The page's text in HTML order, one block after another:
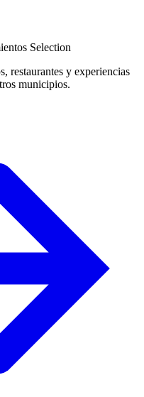
Selection
restaurantes y experiencias
municipios.